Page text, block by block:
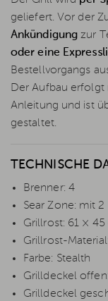
geliefert. Vor der
Ankündigung zur
oder eine
Bestellvorgangs
Der Aufbau
Anleitung und ist
gestaltet.
TECHNISCHE
Brenner: 4
Sear Zone: mit
Grillrost: 61 ×
Grillrost-
Farbe: Stealth
Grilldeckel
Grilldeckel